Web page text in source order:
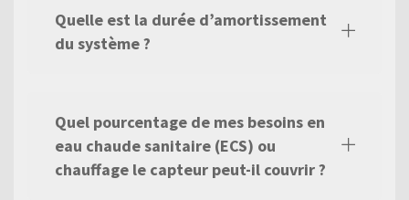
Quelle est la durée d’amortissement
du système ?
Quel pourcentage de mes besoins en
eau chaude sanitaire (ECS) ou
chauffage le capteur peut-il couvrir ?